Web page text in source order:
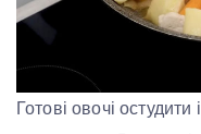
Готові овочі